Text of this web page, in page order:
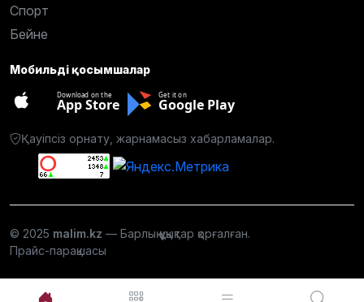
Спорт
Бейне
Мобильді қосымшалар
Download on the
App Store
Get it on
Google Play
Қауіпсіз орнату, жарнамасыз хабарламалар.
© 2025 malim.kz — Барлық құқықтар қорғалған.
Прайс-парақшасы